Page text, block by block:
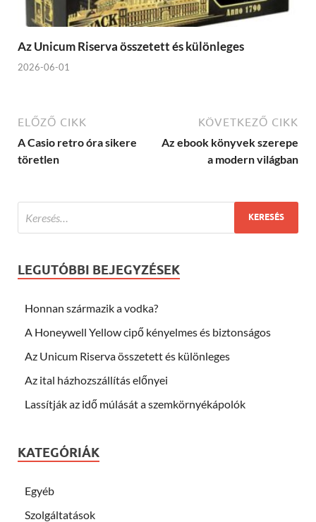
Az Unicum Riserva összetett és különleges
2026-06-01
ELŐZŐ CIKK
A Casio retro óra sikere
töretlen
KÖVETKEZŐ CIKK
Az ebook könyvek szerepe
a modern világban
LEGUTÓBBI BEJEGYZÉSEK
Honnan származik a vodka?
A Honeywell Yellow cipő kényelmes és biztonságos
Az Unicum Riserva összetett és különleges
Az ital házhozszállítás előnyei
Lassítják az idő múlását a szemkörnyékápolók
KATEGÓRIÁK
Egyéb
Szolgáltatások